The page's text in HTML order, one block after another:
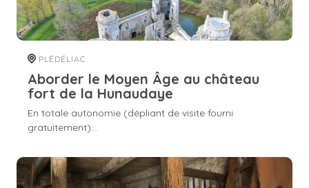
PLÉDÉLIAC
Aborder le Moyen Âge au château
fort de la Hunaudaye
En totale autonomie (dépliant de visite fourni
gratuitement)...